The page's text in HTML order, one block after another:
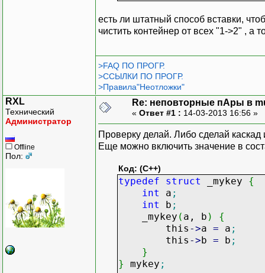
есть ли штатный способ вставки,
чистить контейнер от всех "1->2" , а
>FAQ ПО ПРОГР.
>ССЫЛКИ ПО ПРОГР.
>Правила"Неотложки"
RXL
Технический
Администратор
Offline
Пол:
Re: неповторные пАры в
« Ответ #1 : 14-03-2013 16:56 »
Проверку делай. Либо сделай
Еще можно включить значение в
Код: (C++)
typedef struct _mykey {
int
a ;
int
b ;
_mykey ( a, b )
{
this ->a = a ;
this ->b = b ;
}
}
mykey ;